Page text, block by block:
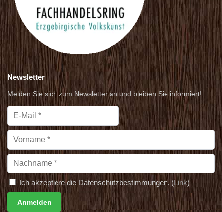
Newsletter
Melden Sie sich zum Newsletter an und bleiben Sie informiert!
Ich akzeptiere die Datenschutzbestimmungen. (Link)